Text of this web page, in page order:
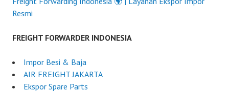
Resmi
FREIGHT FORWARDER INDONESIA
Impor Besi & Baja
AIR FREIGHT JAKARTA
Ekspor Spare Parts